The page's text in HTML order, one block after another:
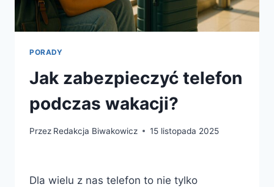
PORADY
Jak zabezpieczyć telefon
podczas wakacji?
Przez Redakcja Biwakowicz 15 listopada 2025
Dla wielu z nas telefon to nie tylko